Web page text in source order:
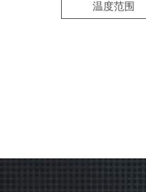
温度范围